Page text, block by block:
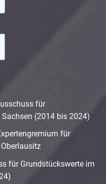
für
(2014 bis 2024)
für
für Grundstückswerte im